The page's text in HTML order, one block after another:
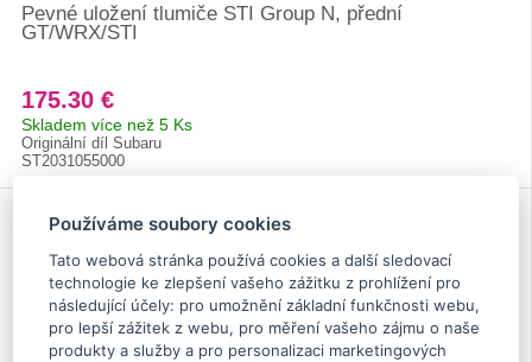
Používáme soubory cookies
Tato webová stránka používá cookies a další sledovací
technologie ke zlepšení vašeho zážitku z prohlížení pro
následující účely: pro umožnění základní funkčnosti webu,
pro lepší zážitek z webu, pro měření vašeho zájmu o naše
produkty a služby a pro personalizaci marketingových
Pevné uložení tlumiče STI Group N, přední
GT/WRX/STI
175.30 €
Skladem více než 5 Ks
Originální díl Subaru
ST2031055000